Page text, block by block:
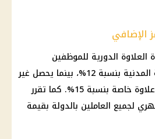
الإضافي
العلاوة الدورية للموظفين
المخاطبين بقانون الخدمة المدنية بنسبة 12%، بينما يحصل غير
المخاطبين بالقانون على علاوة خاصة بنسبة 15%. كما تقرر
لجميع العاملين بالدولة بقيمة